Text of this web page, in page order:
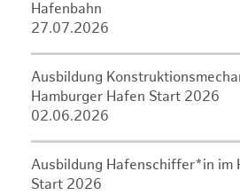
Hafenbahn
27.07.2026
Ausbildung
Hamburger Hafen Start 2026
02.06.2026
Ausbildung Hafenschiffer*in im
Start 2026